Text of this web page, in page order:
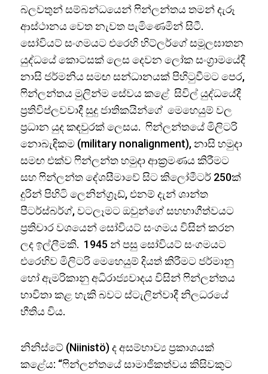
බලවතුන් සම්බන්ධයෙන් ෆින්ලන්තය තමන් දැරූ
ආස්ථානය වෙත නැවත පැමිණෙමින් සිටී.
සෝවියට් සංගමයට එරෙහි හිට්ලර්ගේ සමූලඝාතන
යුද්ධයේ කොටසක් ලෙස දෙවන ලෝක සංග්‍රාමයේදී
නාසි ජර්මනිය සමඟ සන්ධානයක් පිහිටුවීමට පෙර,
ෆින්ලන්තය මුලින්ම සේවය කළේ සිවිල් යුද්ධයේදී
ප්‍රතිවිප්ලවවාදී සුදු ජාතිකයින්ගේ මෙහෙයුම් වල
ප්‍රධාන යුද කඳවුරක් ලෙසය. ෆින්ලන්තයේ මිලිටරි
නොබැඳිකම (military nonalignment), නාසි හමුදා
සමඟ එක්ව ෆින්ලන්ත හමුදා ආක්‍රමණය කිරීමට
සහ ෆින්ලන්ත දේශසීමාවේ සිට කිලෝමීටර් 250ක්
දුරින් පිහිටි ලෙනින්ග්‍රෑඩ්, එනම් දැන් ශාන්ත
පීටර්ස්බර්ග්, වටලෑමට ඔවුන්ගේ සහභාගීත්වයට
ප්‍රතිචාර වශයෙන් සෝවියට් සංගමය විසින් කරන
ලද ඉල්ලීමකි. 1945 න් පසු සෝවියට් සංගමයට
එරෙහිව මිලිටරි මෙහෙයුම් දියත් කිරීමට ජර්මානු
හෝ ඇමරිකානු අධිරාජ්‍යවාදය විසින් ෆින්ලන්තය
භාවිතා කළ හැකි බවට ස්ටැලින්වාදී නිලධරයේ
භීතිය විය.
නිනිස්ටේ (Niinistö) ද අසම්භාව්‍ය ප්‍රකාශයක්
කළේය: “ෆින්ලන්තයේ සාමාජිකත්වය කිසිවකුට